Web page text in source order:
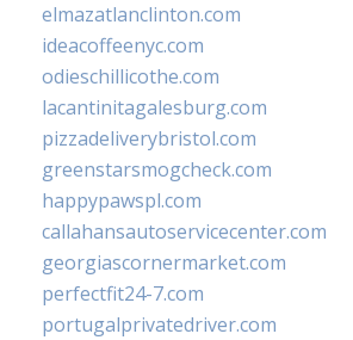
elmazatlanclinton.com
ideacoffeenyc.com
odieschillicothe.com
lacantinitagalesburg.com
pizzadeliverybristol.com
greenstarsmogcheck.com
happypawspl.com
callahansautoservicecenter.com
georgiascornermarket.com
perfectfit24-7.com
portugalprivatedriver.com